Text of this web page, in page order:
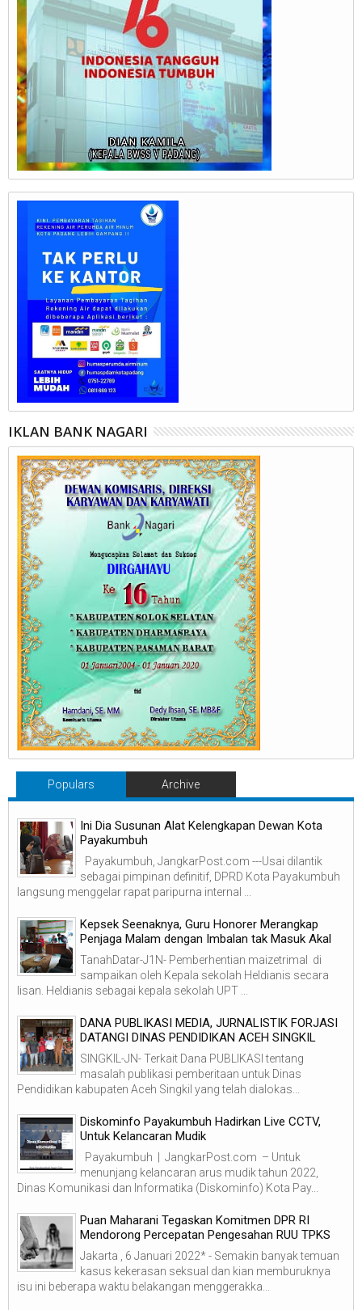
IKLAN BANK NAGARI
Populars Archive
Ini Dia Susunan Alat Kelengkapan Dewan Kota
Payakumbuh
Payakumbuh, JangkarPost.com ---Usai dilantik
sebagai pimpinan definitif, DPRD Kota Payakumbuh
langsung menggelar rapat paripurna internal ...
Kepsek Seenaknya, Guru Honorer Merangkap
Penjaga Malam dengan Imbalan tak Masuk Akal
TanahDatar-J1N- Pemberhentian maizetrimal di
sampaikan oleh Kepala sekolah Heldianis secara
lisan. Heldianis sebagai kepala sekolah UPT ...
DANA PUBLIKASI MEDIA, JURNALISTIK FORJASI
DATANGI DINAS PENDIDIKAN ACEH SINGKIL
SINGKIL-JN- Terkait Dana PUBLIKASI tentang
masalah publikasi pemberitaan untuk Dinas
Pendidikan kabupaten Aceh Singkil yang telah dialokas...
Diskominfo Payakumbuh Hadirkan Live CCTV,
Untuk Kelancaran Mudik
Payakumbuh | JangkarPost.com – Untuk
menunjang kelancaran arus mudik tahun 2022,
Dinas Komunikasi dan Informatika (Diskominfo) Kota Pay...
Puan Maharani Tegaskan Komitmen DPR RI
Mendorong Percepatan Pengesahan RUU TPKS
Jakarta , 6 Januari 2022* - Semakin banyak temuan
kasus kekerasan seksual dan kian memburuknya
isu ini beberapa waktu belakangan menggerakka...